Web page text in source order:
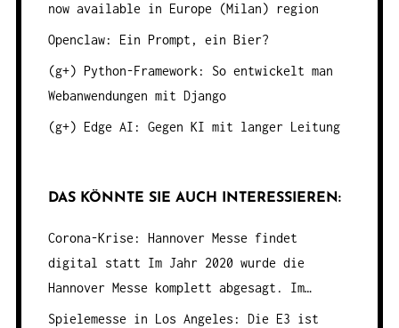
now available in Europe (Milan) region
Openclaw: Ein Prompt, ein Bier?
(g+) Python-Framework: So entwickelt man
Webanwendungen mit Django
(g+) Edge AI: Gegen KI mit langer Leitung
DAS KÖNNTE SIE AUCH INTERESSIEREN:
Corona-Krise: Hannover Messe findet
digital statt Im Jahr 2020 wurde die
Hannover Messe komplett abgesagt. Im…
Spielemesse in Los Angeles: Die E3 ist